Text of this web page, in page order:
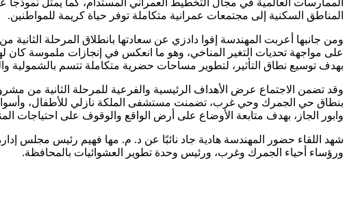
المناطق السكنية إلى مجتمعات عمرانية متكاملة توفر حياة كريمة للمواطنين.
ومن جانبها أعربت المهندسة إفوا دادزي عن سعادتها بانطلاق المرحلة
على مواجهة تحديات التغير المناخي، وهو ما انعكس في إنجازات ملموسة كان
بهدف توسيع نطاق التأثير، لتطوير مساحات حضرية متكاملة تتسم بالشمولية
وقد تضمن الاجتماع عرض الأهداف الرئيسية والفرعية للمرحلة الثانية من
بنطاق حي الجمرك وحي غرب، تضمنت مستشفى الملكة نازلي للأطفال،
وابور الجاز، بهدف متابعة الأوضاع على أرض الواقع والوقوف على احتياجات
شهد اللقاء حضور المهندسة هادية جاد نائبًا عن د. م. مها فهيم رئيس مجلس
ورؤساء أحياء الجمرك وغرب، ورئيس وحدة تطوير العشوائيات بالمحافظة.